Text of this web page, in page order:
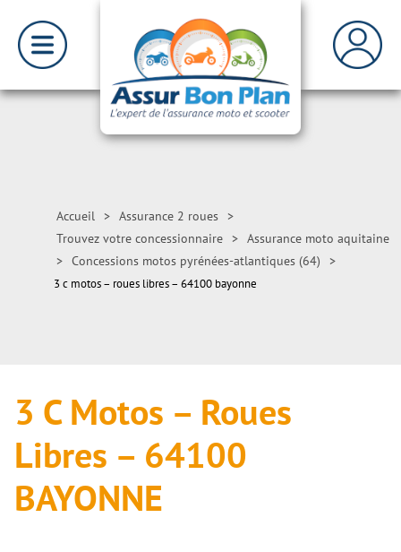
Accueil > Assurance 2 roues >
Trouvez votre concessionnaire > Assurance moto aquitaine
> Concessions motos pyrénées-atlantiques (64) >
3 c motos – roues libres – 64100 bayonne
3 C Motos – Roues
Libres – 64100
BAYONNE